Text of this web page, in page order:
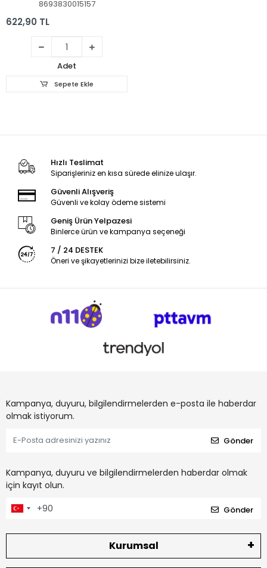
8693830015157
622,90 TL
Adet
Sepete Ekle
Hızlı Teslimat
Siparişleriniz en kısa sürede elinize ulaşır.
Güvenli Alışveriş
Güvenli ve kolay ödeme sistemi
Geniş Ürün Yelpazesi
Binlerce ürün ve kampanya seçeneği
7 / 24 DESTEK
Öneri ve şikayetlerinizi bize iletebilirsiniz.
Kampanya, duyuru, bilgilendirmelerden e-posta ile haberdar
olmak istiyorum.
Gönder
Kampanya, duyuru ve bilgilendirmelerden haberdar olmak
için kayıt olun.
Gönder
Kurumsal